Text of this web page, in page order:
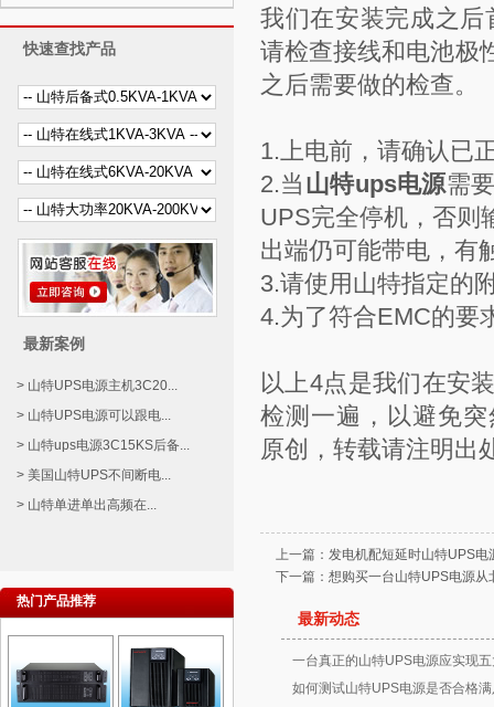
快速查找产品
最新案例
> 山特UPS电源主机3C20...
> 山特UPS电源可以跟电...
> 山特ups电源3C15KS后备...
> 美国山特UPS不间断电...
> 山特单进单出高频在...
热门产品推荐
我们在安装完成之
请检查接线和电池极
之后需要做的检查。
1.上电前，请确认已
2.当 山特ups电源需
UPS完全停机，否则
出端仍可能带电，有
3.请使用山特指定的
4.为了符合EMC的要
以上4点是我们在安
检测一遍，以避免
原创，转载请注明出
上一篇： 发电机配短延时山特UPS
下一篇： 想购买一台山特UPS电源
最新动态
一台真正的山特UPS电源应实现
如何测试山特UPS电源是否合格